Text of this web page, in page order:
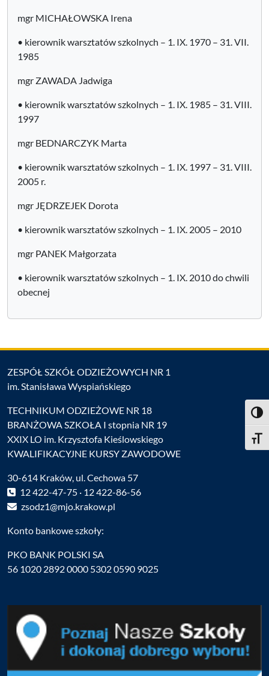
mgr MICHAŁOWSKA Irena
• kierownik warsztatów szkolnych – 1. IX. 1970 – 31. VII.
1985
mgr ZAWADA Jadwiga
• kierownik warsztatów szkolnych – 1. IX. 1985 – 31. VIII.
1997
mgr BEDNARCZYK Marta
• kierownik warsztatów szkolnych – 1. IX. 1997 – 31. VIII.
2005 r.
mgr JĘDRZEJEK Dorota
• kierownik warsztatów szkolnych – 1. IX. 2005 – 2010
mgr PANEK Małgorzata
• kierownik warsztatów szkolnych – 1. IX. 2010 do chwili
obecnej
ZESPÓŁ SZKÓŁ ODZIEŻOWYCH NR 1
im. Stanisława Wyspiańskiego
TECHNIKUM ODZIEŻOWE NR 18
BRANŻOWA SZKOŁA I stopnia NR 19
XXIX LO im. Krzysztofa Kieślowskiego
KWALIFIKACYJNE KURSY ZAWODOWE
30-614 Kraków, ul. Cechowa 57
12 422-47-75 · 12 422-86-56
zsodz1@mjo.krakow.pl
Konto bankowe szkoły:
PKO BANK POLSKI SA
56 1020 2892 0000 5302 0590 9025